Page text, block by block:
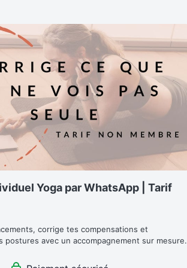
Yoga par WhatsApp | Tarif
corrige tes compensations et
postures avec un accompagnement sur mesure.